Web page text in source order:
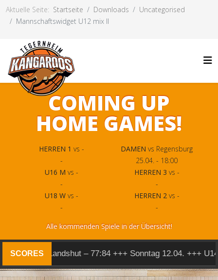
Aktuelle Seite: Startseite Downloads
Uncategorised
Mannschaftswidget U12 mix II
COMING UP
HOME GAMES!
HERREN 1 vs -
-
DAMEN vs Regensburg
25.04. - 18:00
U16 M vs -
-
HERREN 3 vs -
-
U18 Wvs -
-
HERREN 2vs -
-
Alle kommenden Spiele in der Übersicht!
SCORES1 @ Landshut – 77:84 +++ Sonntag 12.04. +++